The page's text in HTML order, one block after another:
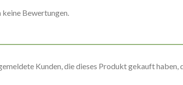
keine Bewertungen.
Kunden, die dieses Produkt gekauft haben,